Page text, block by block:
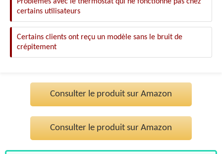
certains utilisateurs
Certains clients ont reçu un modèle sans le bruit de
crépitement
Consulter le produit sur Amazon
Consulter le produit sur Amazon